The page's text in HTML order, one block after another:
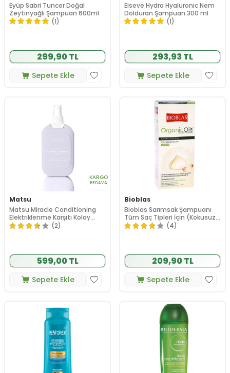
Eyüp Sabri Tuncer Doğal
Zeytinyağlı Şampuan 600ml
(1)
299,90 TL
Sepete Ekle
Elseve Hydra Hyaluronic Nem
Dolduran Şampuan 300 ml
(1)
293,93 TL
Sepete Ekle
KARGO
BEDAVA
Matsu
Matsu Miracle Conditioning
Elektriklenme Karşıtı Kolay
Tarama Saç Spreyi 200 ml
(2)
599,00 TL
Sepete Ekle
Bioblas
Bioblas Sarımsak Şampuanı
Tüm Saç Tipleri İçin (Kokusuz)
360ml
(4)
209,90 TL
Sepete Ekle